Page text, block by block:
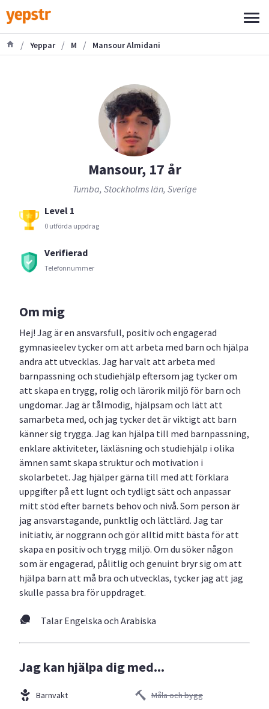
/ Yeppar / M / Mansour Almidani
Mansour, 17 år
Tumba, Stockholms län, Sverige
Level 1
0 utförda uppdrag
Verifierad
Telefonnummer
Om mig
Hej! Jag är en ansvarsfull, positiv och engagerad
gymnasieelev tycker om att arbeta med barn och hjälpa
andra att utvecklas. Jag har valt att arbeta med
barnpassning och studiehjälp eftersom jag tycker om
att skapa en trygg, rolig och lärorik miljö för barn och
ungdomar. Jag är tålmodig, hjälpsam och lätt att
samarbeta med, och jag tycker det är viktigt att barn
känner sig trygga. Jag kan hjälpa till med barnpassning,
enklare aktiviteter, läxläsning och studiehjälp i olika
ämnen samt skapa struktur och motivation i
skolarbetet. Jag hjälper gärna till med att förklara
uppgifter på ett lugnt och tydligt sätt och anpassar
mitt stöd efter barnets behov och nivå. Som person är
jag ansvarstagande, punktlig och lättlärd. Jag tar
initiativ, är noggrann och gör alltid mitt bästa för att
skapa en positiv och trygg miljö. Om du söker någon
som är engagerad, pålitlig och genuint bryr sig om att
hjälpa barn att må bra och utvecklas, tycker jag att jag
skulle passa bra för uppdraget.
Talar Engelska och Arabiska
Jag kan hjälpa dig med...
Barnvakt
Måla och bygg